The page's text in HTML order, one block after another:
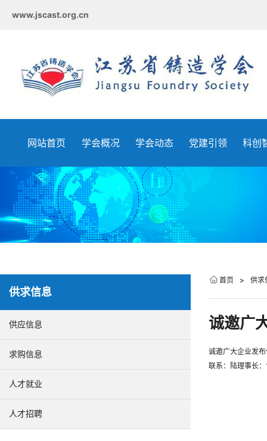
www.jscast.org.cn
网站首页 学会概况 学会动态 党建引领 科创
供求信息
供应信息
求购信息
人才就业
人才招聘
首页 > 供求
诚邀广
诚邀广大企业发
联系：陆理事长